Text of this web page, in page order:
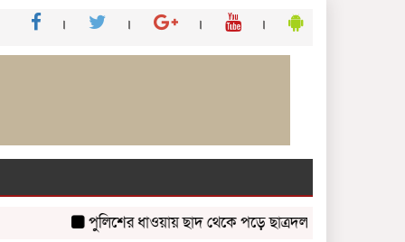
পুলিশের ধাওয়ায় ছাদ থেকে পড়ে ছাত্রদল নেতা নিহতের অভিযোগ